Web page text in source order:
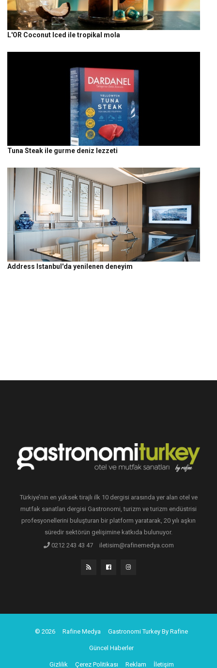
L'OR Coconut Iced ile tropikal mola
Tuna Steak ile gurme deniz lezzeti
Address Istanbul'da yenilenen deneyim
Türkiye’nin en yüksek tirajlı ilk 10 dergisi arasında yer alan otel ve
mutfak sanatları dergisi Gastronomi, turizm ve turizm endüstrisi
profesyonellerini buluşturan bir platform yaratarak, 20 yılı aşkın
süredir sektörün gelişimine katkıda bulunuyor.
0212 243 43 47
iletisim@rafinemedya.com
© 2026 Rafine Medya Gastronomi Turkey By Rafine
Güncel Haberler
Gizlilik Çerez Politikası Reklam İletişim